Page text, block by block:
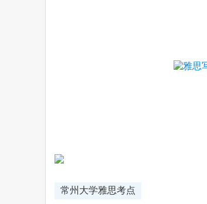
常州大学雅思考点